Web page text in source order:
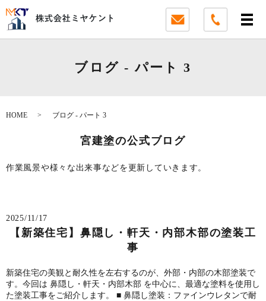
ブログ - パート 3
HOME ブログ - パート 3
宮建塗の公式ブログ
作業風景や様々な出来事などを更新していきます。
2025/11/17
【新築住宅】鼻隠し・軒天・内部木部の塗装工
事
新築住宅の美観と耐久性を左右するのが、外部・内部の木部塗装で
す。今回は 鼻隠し・軒天・内部木部 を中心に、最適な塗料を使用し
た塗装工事をご紹介します。 ■ 鼻隠し塗装：ファインウレタンで耐